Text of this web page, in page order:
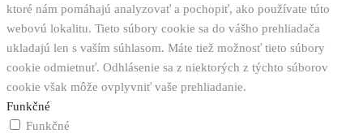
ktoré nám pomáhajú analyzovať a pochopiť, ako používate túto
webovú lokalitu. Tieto súbory cookie sa do vášho prehliadača
ukladajú len s vaším súhlasom. Máte tiež možnosť tieto súbory
cookie odmietnuť. Odhlásenie sa z niektorých z týchto súborov
cookie však môže ovplyvniť vaše prehliadanie.
Funkčné
Funkčné